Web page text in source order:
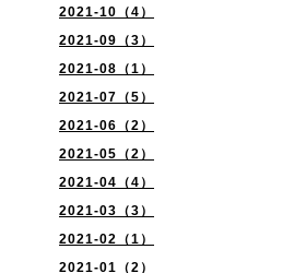
2021-10（4）
2021-09（3）
2021-08（1）
2021-07（5）
2021-06（2）
2021-05（2）
2021-04（4）
2021-03（3）
2021-02（1）
2021-01（2）